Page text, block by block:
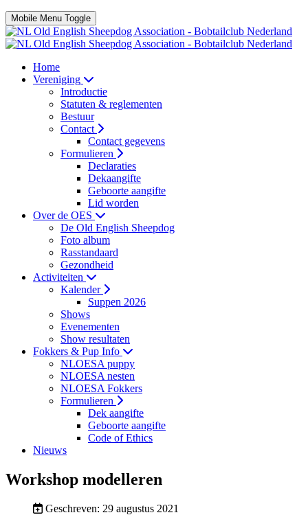
Mobile Menu Toggle
Home
Vereniging
Introductie
Statuten & reglementen
Bestuur
Contact
Contact gegevens
Formulieren
Declaraties
Dekaangifte
Geboorte aangifte
Lid worden
Over de OES
De Old English Sheepdog
Foto album
Rasstandaard
Gezondheid
Activiteiten
Kalender
Suppen 2026
Shows
Evenementen
Show resultaten
Fokkers & Pup Info
NLOESA puppy
NLOESA nesten
NLOESA Fokkers
Formulieren
Dek aangifte
Geboorte aangifte
Code of Ethics
Nieuws
Workshop modelleren
Geschreven: 29 augustus 2021